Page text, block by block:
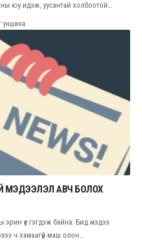
юу идэж, уусантай холбоотой…
уншина
МЭДЭЭЛЭЛ АВЧ БОЛОХ
үе гэгдэж байна. Бид мэдээ
ч хамаагүй маш олон…